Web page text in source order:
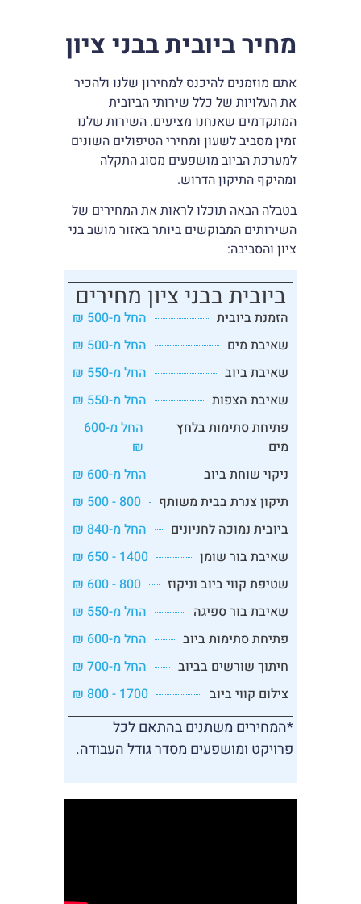
מחיר ביובית בבני ציון
אתם מוזמנים להיכנס למחירון שלנו ולהכיר
את העלויות של כלל שירותי הביובית
המתקדמים שאנחנו מציעים. השירות שלנו
זמין מסביב לשעון ומחירי הטיפולים השונים
למערכת הביוב מושפעים מסוג התקלה
ומהיקף התיקון הדרוש.
בטבלה הבאה תוכלו לראות את המחירים של
השירותים המבוקשים ביותר באזור מושב בני
ציון והסביבה:
ביובית בבני ציון מחירים
הזמנת ביובית
החל מ-500 ₪
שאיבת מים
החל מ-500 ₪
שאיבת ביוב
החל מ-550 ₪
שאיבת הצפות
החל מ-550 ₪
פתיחת סתימות בלחץ
מים
החל מ-600
₪
ניקוי שוחת ביוב
החל מ-600 ₪
תיקון צנרת בבית משותף
800 - 500 ₪
ביובית נמוכה לחניונים
החל מ-840 ₪
שאיבת בור שומן
1400 - 650 ₪
שטיפת קווי ביוב וניקוז
800 - 600 ₪
שאיבת בור ספיגה
החל מ-550 ₪
פתיחת סתימות ביוב
החל מ-600 ₪
חיתוך שורשים בביוב
החל מ-700 ₪
צילום קווי ביוב
1700 - 800 ₪
*המחירים משתנים בהתאם לכל
פרויקט ומושפעים מסדר גודל העבודה.